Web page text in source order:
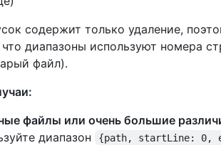
содержит только удаление,
диапазоны используют номера
файл).
файлы или очень большие
диапазон
{path, startLine: 0,